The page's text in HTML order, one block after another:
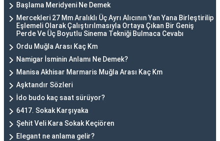
Başlama Meridyeni Ne Demek
Mercekleri 27 Mm Aralıklı Üç Ayrı Alıcının Yan Yana Birleştirilip
Eşlemeli Olarak Çalıştırılmasıyla Ortaya Çıkan Bir Geniş
Perde Ve Üç Boyutlu Sinema Tekniği Bulmaca Cevabı
Ordu Muğla Arası Kaç Km
Namigar İsminin Anlamı Ne Demek?
Manisa Akhisar Marmaris Muğla Arası Kaç Km
Aşktandır Sözleri
İdo budo kaç saat sürüyor?
6417. Sokak Karşıyaka
Şehit Veli Kara Sokak Keçiören
Elegant ne anlama gelir?